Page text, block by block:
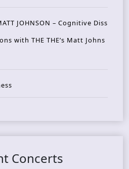
JOHNSON – Cognitive Diss
with THE THE’s Matt Johns
Concerts